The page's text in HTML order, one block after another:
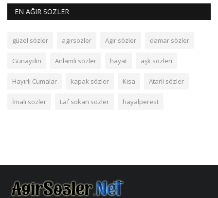
EN AĞIR SÖZLER
güzel sözler agırsozler Agir sözler damar sözler
Günaydin Anlamlı sözler hayat aşk sözleri
Hayırlı Cumalar kapak sözler Kısa Atarli sözler
İmalı sözler Laf sokan sözler hayalperest